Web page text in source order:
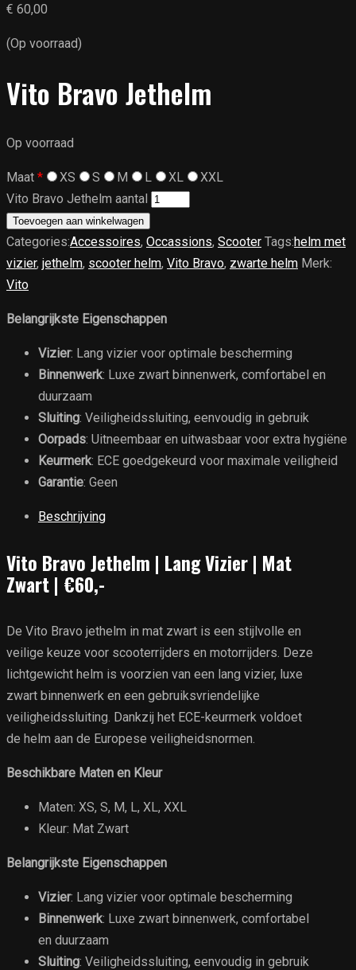
€ 60,00
(Op voorraad)
Vito Bravo Jethelm
Op voorraad
Maat * XS S M L XL
XXL
Vito Bravo Jethelm aantal
Toevoegen aan winkelwagen
Categories:Accessoires, Occassions, Scooter Tags:helm met
vizier, jethelm, scooter helm, Vito Bravo, zwarte helm Merk:
Vito
Belangrijkste Eigenschappen
Vizier: Lang vizier voor optimale bescherming
Binnenwerk: Luxe zwart binnenwerk, comfortabel en
duurzaam
Sluiting: Veiligheidssluiting, eenvoudig in gebruik
Oorpads: Uitneembaar en uitwasbaar voor extra hygiëne
Keurmerk: ECE goedgekeurd voor maximale veiligheid
Garantie: Geen
Beschrijving
Vito Bravo Jethelm | Lang Vizier | Mat
Zwart | €60,-
De Vito Bravo jethelm in mat zwart is een stijlvolle en
veilige keuze voor scooterrijders en motorrijders. Deze
lichtgewicht helm is voorzien van een lang vizier, luxe
zwart binnenwerk en een gebruiksvriendelijke
veiligheidssluiting. Dankzij het ECE-keurmerk voldoet
de helm aan de Europese veiligheidsnormen.
Beschikbare Maten en Kleur
Maten: XS, S, M, L, XL, XXL
Kleur: Mat Zwart
Belangrijkste Eigenschappen
Vizier: Lang vizier voor optimale bescherming
Binnenwerk: Luxe zwart binnenwerk, comfortabel
en duurzaam
Sluiting: Veiligheidssluiting, eenvoudig in gebruik